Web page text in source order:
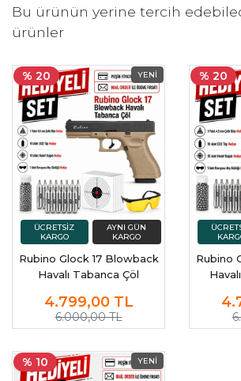
Bu ürünün yerine tercih
ürünler
% 20
Rubino Glock 17 Blowback
Havalı Tabanca Çöl
4.799,00 TL
6.000,00 TL
% 20
Rubino
% 10